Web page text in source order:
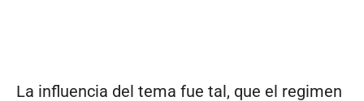
La influencia del tema fue tal, que el regimen